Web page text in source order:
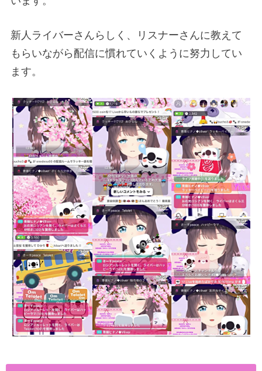
新人ライバーさんらしく、リスナーさんに教えて
もらいながら配信に慣れていくように努力してい
ます。